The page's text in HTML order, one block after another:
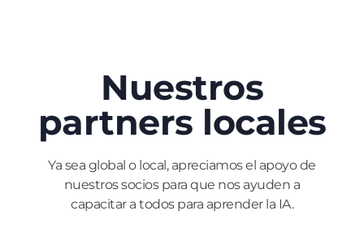
Nuestros
partners locales
Ya sea global o local, apreciamos el apoyo de
nuestros socios para que nos ayuden a
capacitar a todos para aprender la IA.